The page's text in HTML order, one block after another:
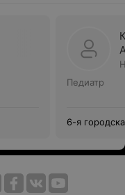
Педиатр
6-я